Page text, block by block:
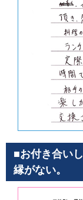
■お付き合い
縁がない。